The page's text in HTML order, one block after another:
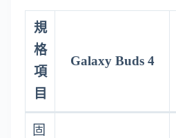
規
格
項
目
Galaxy Buds 4
固